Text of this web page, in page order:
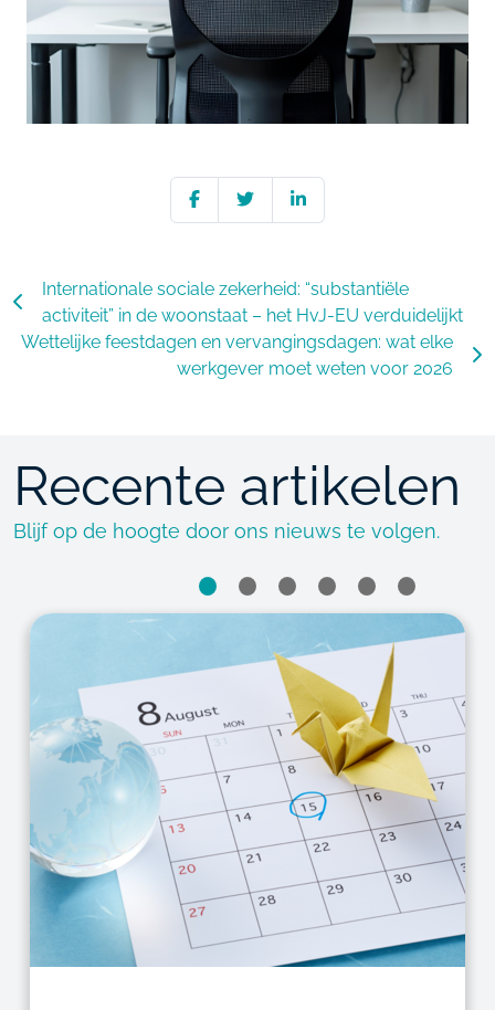
Internationale sociale zekerheid: “substantiële
activiteit” in de woonstaat – het HvJ-EU verduidelijkt
Wettelijke feestdagen en vervangingsdagen: wat elke
werkgever moet weten voor 2026
Recente artikelen
Blijf op de hoogte door ons nieuws te volgen.